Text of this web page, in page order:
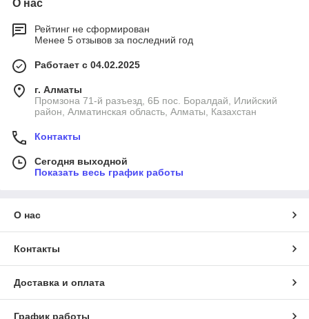
О нас
Рейтинг не сформирован
Менее 5 отзывов за последний год
Работает с 04.02.2025
г. Алматы
Промзона 71-й разъезд, 6Б пос. Боралдай, Илийский
район, Алматинская область, Алматы, Казахстан
Контакты
Сегодня выходной
Показать весь график работы
О нас
Контакты
Доставка и оплата
График работы